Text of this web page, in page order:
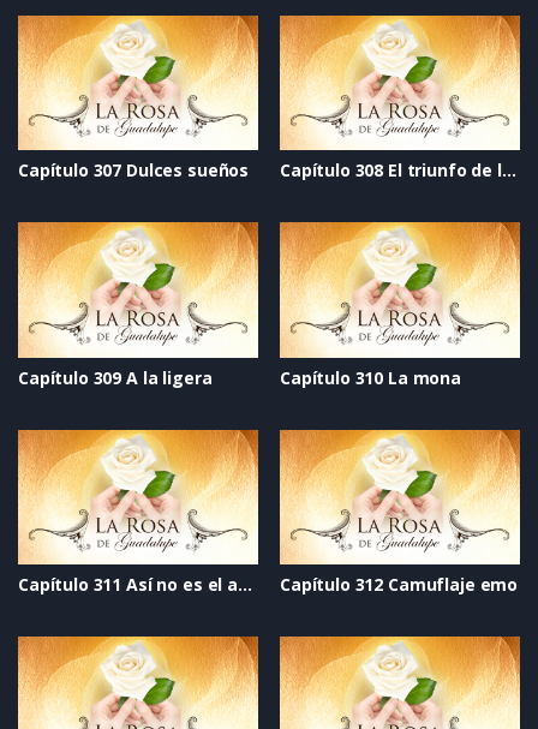
Capítulo 307 Dulces sueños Capítulo 308 El triunfo de la vida
Capítulo 309 A la ligera Capítulo 310 La mona
Capítulo 311 Así no es el amor Capítulo 312 Camuflaje emo